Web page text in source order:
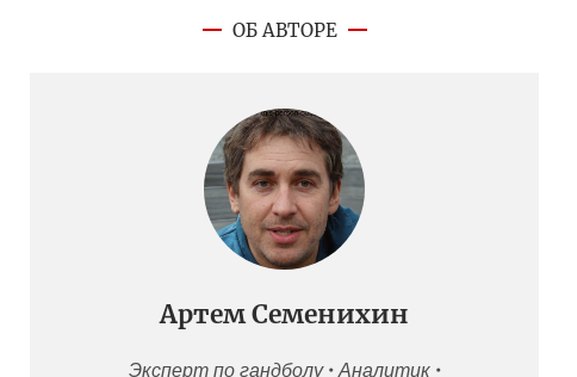
ОБ АВТОРЕ
Артем Семенихин
Эксперт по гандболу • Аналитик •